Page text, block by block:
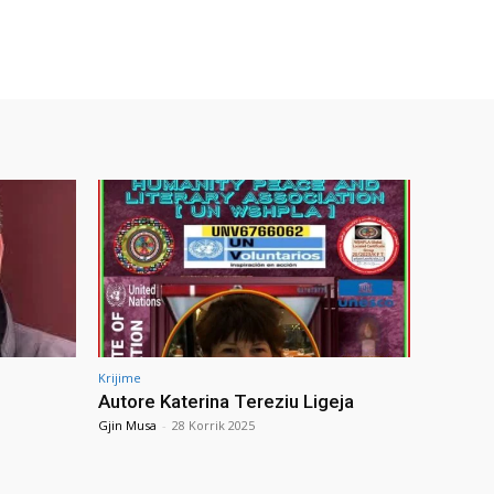
Krijime
Autore Katerina Tereziu Ligeja
Gjin Musa - 28 Korrik 2025